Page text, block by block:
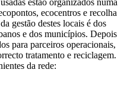
ecocentros e recolha
gestão destes locais é dos
e dos municípios. Depois
para parceiros operacionais,
tratamento e reciclagem.
da rede: